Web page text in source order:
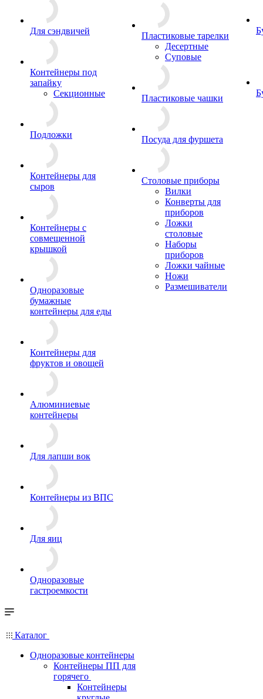
Для сэндвичей
Контейнеры под
запайку
Секционные
Подложки
Контейнеры для
сыров
Контейнеры с
совмещенной
крышкой
Одноразовые
бумажные
контейнеры для еды
Контейнеры для
фруктов и овощей
Алюминиевые
контейнеры
Для лапши вок
Контейнеры из ВПС
Для яиц
Одноразовые
гастроемкости
Пластиковые тарелки
Десертные
Суповые
Пластиковые чашки
Посуда для фуршета
Столовые приборы
Вилки
Конверты для
приборов
Ложки
столовые
Наборы
приборов
Ложки чайные
Ножи
Размешиватели
Каталог
Одноразовые контейнеры
Контейнеры ПП для
горячего
Контейнеры